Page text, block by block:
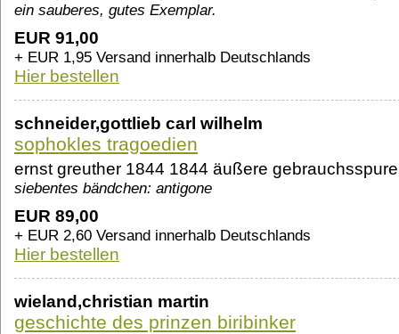
ein sauberes, gutes Exemplar.
EUR 91,00
+ EUR 1,95 Versand innerhalb Deutschlands
Hier bestellen
schneider,gottlieb carl wilhelm
sophokles tragoedien
ernst greuther 1844 1844 äußere
siebentes bändchen: antigone
EUR 89,00
+ EUR 2,60 Versand innerhalb Deutschlands
Hier bestellen
wieland,christian martin
geschichte des prinzen biribinker